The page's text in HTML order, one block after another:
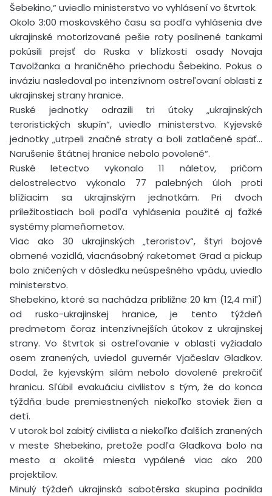
Šebekino,“ uviedlo ministerstvo vo vyhlásení vo štvrtok.
Okolo 3:00 moskovského času sa podľa vyhlásenia dve
ukrajinské motorizované pešie roty posilnené tankami
pokúsili prejsť do Ruska v blízkosti osady Novaja
Tavolžanka a hraničného priechodu Šebekino. Pokus o
inváziu nasledoval po intenzívnom ostreľovaní oblasti z
ukrajinskej strany hranice.
Ruské jednotky odrazili tri útoky „ukrajinských
teroristických skupín“, uviedlo ministerstvo. Kyjevské
jednotky „utrpeli značné straty a boli zatlačené späť…
Narušenie štátnej hranice nebolo povolené“.
Ruské letectvo vykonalo 11 náletov, pričom
delostrelectvo vykonalo 77 palebných úloh proti
blížiacim sa ukrajinským jednotkám. Pri dvoch
príležitostiach boli podľa vyhlásenia použité aj ťažké
systémy plameňometov.
Viac ako 30 ukrajinských „teroristov“, štyri bojové
obrnené vozidlá, viacnásobný raketomet Grad a pickup
bolo zničených v dôsledku neúspešného vpádu, uviedlo
ministerstvo.
Shebekino, ktoré sa nachádza približne 20 km (12,4 míľ)
od rusko-ukrajinskej hranice, je tento týždeň
predmetom čoraz intenzívnejších útokov z ukrajinskej
strany. Vo štvrtok si ostreľovanie v oblasti vyžiadalo
osem zranených, uviedol guvernér Vjačeslav Gladkov.
Dodal, že kyjevským silám nebolo dovolené prekročiť
hranicu. Sľúbil evakuáciu civilistov s tým, že do konca
týždňa bude premiestnených niekoľko stoviek žien a
detí.
V utorok bol zabitý civilista a niekoľko ďalších zranených
v meste Shebekino, pretože podľa Gladkova bolo na
mesto a okolité miesta vypálené viac ako 200
projektilov.
Minulý týždeň ukrajinská sabotérska skupina podnikla